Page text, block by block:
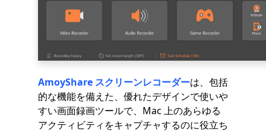
AmoyShare スクリーンレコーダーは、包括
的な機能を備えた、優れたデザインで使いや
すい画面録画ツールで、Mac 上のあらゆる
アクティビティをキャプチャするのに役立ち